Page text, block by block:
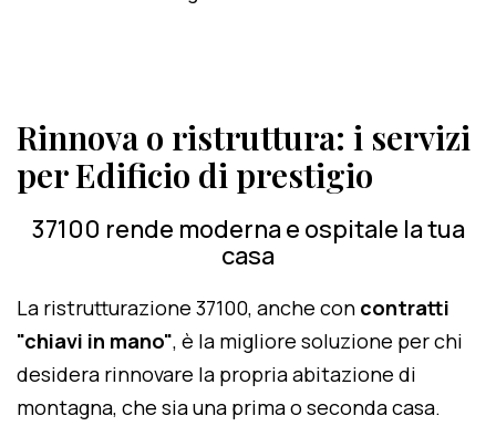
Rinnova o ristruttura: i servizi
per Edificio di prestigio
37100 rende moderna e ospitale la tua
casa
La ristrutturazione 37100, anche con contratti
"chiavi in mano", è la migliore soluzione per chi
desidera rinnovare la propria abitazione di
montagna, che sia una prima o seconda casa.